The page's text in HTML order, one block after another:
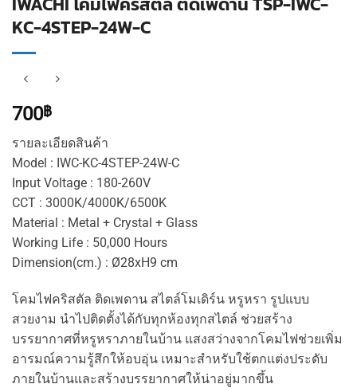
KC-4STEP-24W-C
700฿
รายละเอียดสินค้า
Model : IWC-KC-4STEP-24W-C
​​​​​Input Voltage : 180-260V
CCT : 3000K/4000K/6500K
Material : Metal + Crystal + Glass
Working Life : 50,000 Hours
Dimension(cm.) : Ø28xH9 cm
โคมไฟคริสตัล ติดเพดาน สไตล์โมเดิร์น หรูหรา รูปแบบ
สวยงาม นำไปติดตั้งได้กับทุกห้องทุกสไตล์ ช่วยสร้าง
บรรยากาศที่หรูหราภายในบ้าน แสงสว่างจากโคมไฟช่วยเพิ่ม
อารมณ์ความรู้สึกให้อบอุ่น เหมาะสำหรับใช้ตกแต่งประดับ
ภายในบ้านและสร้างบรรยากาศให้น่าอยู่มากขึ้น